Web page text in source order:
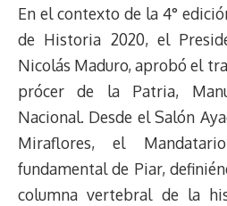
En el contexto de la 4°
de Historia 2020, el
Nicolás Maduro, aprobó el
prócer de la Patria,
Nacional. Desde el Salón
Miraflores, el
fundamental de Piar,
columna vertebral de la